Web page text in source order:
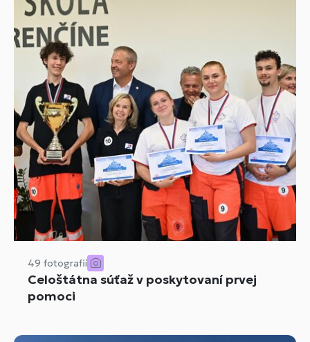
49 fotografií
Celoštátna súťaž v poskytovaní prvej
pomoci